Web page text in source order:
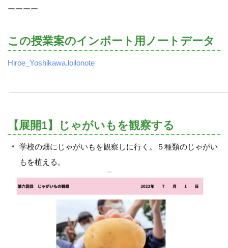
ーーーー
この授業案のインポート用ノートデータ
Hiroe_Yoshikawa.loilonote
【展開1】じゃがいもを観察する
学校の畑にじゃがいもを観察しに行く。５種類のじゃがい
もを植える。